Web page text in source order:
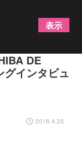
がお
DE
グインタビュ
2016.4.25
表示